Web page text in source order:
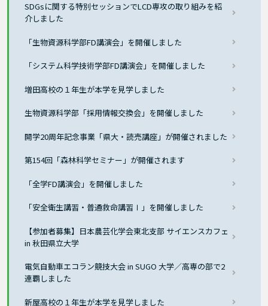
SDGsに関する特別セッションでLCD専攻の取り組みを紹
介しました
「生物資源科学部FD講演会」を開催しました
「システム科学技術学部FD講演会」を開催しました
増田高校の１年生が本学を見学しました
生物資源科学部「採用情報交換会」を開催しました
開学20周年記念事業「県大・読売講座」が開催されました
第154回「森林科学セミナー」が開催されます
「全学FD講演会」を開催しました
「安全衛生講習・普通救命講習Ⅰ」を開催しました
【参加者募集】日本農芸化学会東北支部 サイエンスカフェ
in 秋田県立大学
電気自動車エコラン競技大会 in SUGO 大学／高専の部で2
連覇しました
新屋高校の１年生が本学を見学しました